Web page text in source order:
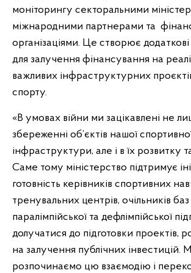
моніторингу секторальними
міжнародними партнерами та
організаціями. Це створює
для залучення фінансування на
важливих інфраструктурних
спорту.
«В умовах війни ми зацікавлені не
збереженні об’єктів нашої
інфраструктури, але і в їх розвитку
Саме тому міністерство підтримує
готовність керівників спортивних
тренувальних центрів, очільників баз
паралімпійської та дефлімпійської
долучатися до підготовки проектів,
на залучення публічних інвестицій.
розпочинаємо цю взаємодію і